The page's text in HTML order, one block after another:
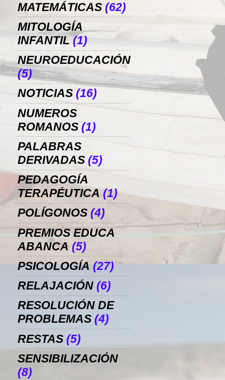
MATEMÁTICAS (62)
MITOLOGÍA
INFANTIL (1)
NEUROEDUCACIÓN
(5)
NOTICIAS (16)
NUMEROS
ROMANOS (1)
PALABRAS
DERIVADAS (5)
PEDAGOGÍA
TERAPÉUTICA (1)
POLÍGONOS (4)
PREMIOS EDUCA
ABANCA (5)
PSICOLOGÍA (27)
RELAJACIÓN (6)
RESOLUCIÓN DE
PROBLEMAS (4)
RESTAS (5)
SENSIBILIZACIÓN
(8)